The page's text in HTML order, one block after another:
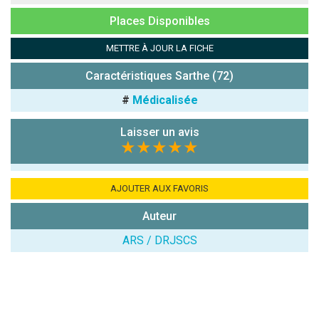
Combien font
l'établissement
(En cliquant sur 'Valider', j'accepte que mon avis
soit publié sur le site.)
Places Disponibles
METTRE À JOUR LA FICHE
Caractéristiques Sarthe (72)
# Médicalisée
Laisser un avis
★★★★★
AJOUTER AUX FAVORIS
Auteur
ARS / DRJSCS